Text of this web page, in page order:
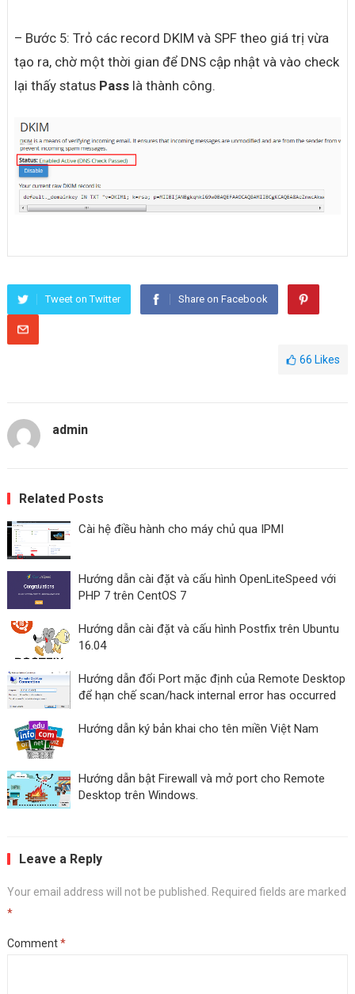
– Bước 5: Trỏ các record DKIM và SPF theo giá trị vừa
tạo ra, chờ một thời gian để DNS cập nhật và vào check
lại thấy status Passlà thành công.
Tweet on Twitter Share on Facebook
66 Likes
admin
Related Posts
Cài hệ điều hành cho máy chủ qua IPMI
Hướng dẫn cài đặt và cấu hình OpenLiteSpeed ​​với
PHP 7 trên CentOS 7
Hướng dẫn cài đặt và cấu hình Postfix trên Ubuntu
16.04
Hướng dẫn đổi Port mặc định của Remote Desktop
để hạn chế scan/hack internal error has occurred
Hướng dẫn ký bản khai cho tên miền Việt Nam
Hướng dẫn bật Firewall và mở port cho Remote
Desktop trên Windows.
Leave a Reply
Your email address will not be published.
Required fields are marked
*
Comment*